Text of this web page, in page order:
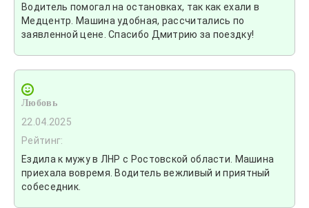
Водитель помогал на остановках, так как ехали в
Медцентр. Машина удобная, рассчитались по
заявленной цене. Спасибо Дмитрию за поездку!
Любовь
22.04.2025
Рейтинг:
Ездила к мужу в ЛНР с Ростовской области. Машина
приехала вовремя. Водитель вежливый и приятный
собеседник.